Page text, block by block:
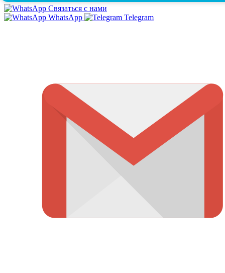
Связаться с нами
WhatsApp
Telegram